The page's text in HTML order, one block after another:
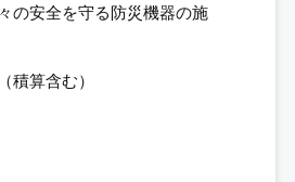
の安全を守る防災機器の施
積算含む）